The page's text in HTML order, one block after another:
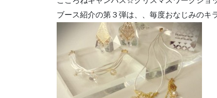
ブース紹介の第３弾は、、毎度おなじみのキ